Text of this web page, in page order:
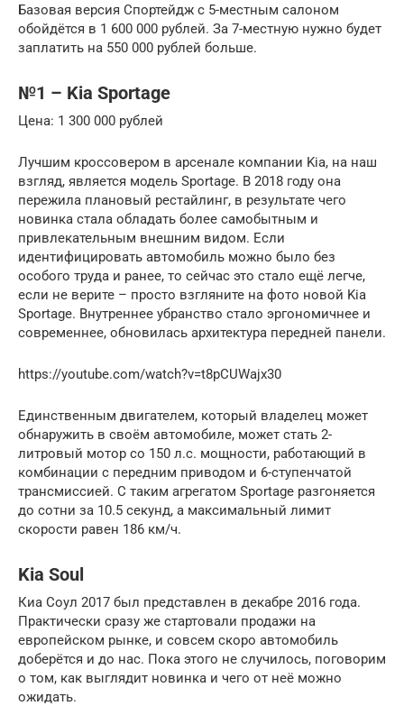
Базовая версия Спортейдж с 5-местным салоном
обойдётся в 1 600 000 рублей. За 7-местную нужно будет
заплатить на 550 000 рублей больше.
№1 – Kia Sportage
Цена: 1 300 000 рублей
Лучшим кроссовером в арсенале компании Kia, на наш
взгляд, является модель Sportage. В 2018 году она
пережила плановый рестайлинг, в результате чего
новинка стала обладать более самобытным и
привлекательным внешним видом. Если
идентифицировать автомобиль можно было без
особого труда и ранее, то сейчас это стало ещё легче,
если не верите – просто взгляните на фото новой Kia
Sportage. Внутреннее убранство стало эргономичнее и
современнее, обновилась архитектура передней панели.
https://youtube.com/watch?v=t8pCUWajx30
Единственным двигателем, который владелец может
обнаружить в своём автомобиле, может стать 2-
литровый мотор со 150 л.с. мощности, работающий в
комбинации с передним приводом и 6-ступенчатой
трансмиссией. С таким агрегатом Sportage разгоняется
до сотни за 10.5 секунд, а максимальный лимит
скорости равен 186 км/ч.
Kia Soul
Киа Соул 2017 был представлен в декабре 2016 года.
Практически сразу же стартовали продажи на
европейском рынке, и совсем скоро автомобиль
доберётся и до нас. Пока этого не случилось, поговорим
о том, как выглядит новинка и чего от неё можно
ожидать.